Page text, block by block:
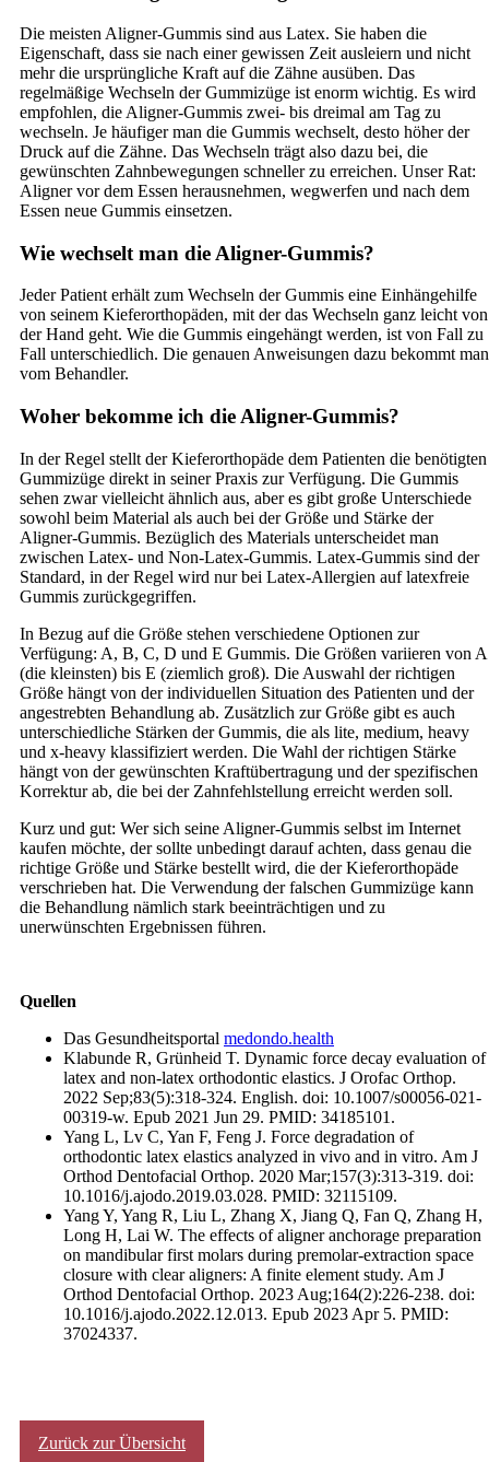
Zurück zur Übersicht
Die meisten Aligner-Gummis sind aus Latex. Sie haben die
Eigenschaft, dass sie nach einer gewissen Zeit ausleiern und nicht
mehr die ursprüngliche Kraft auf die Zähne ausüben. Das
regelmäßige Wechseln der Gummizüge ist enorm wichtig. Es wird
empfohlen, die Aligner-Gummis zwei- bis dreimal am Tag zu
wechseln. Je häufiger man die Gummis wechselt, desto höher der
Druck auf die Zähne. Das Wechseln trägt also dazu bei, die
gewünschten Zahnbewegungen schneller zu erreichen. Unser Rat:
Aligner vor dem Essen herausnehmen, wegwerfen und nach dem
Essen neue Gummis einsetzen.
Wie wechselt man die Aligner-Gummis?
Jeder Patient erhält zum Wechseln der Gummis eine Einhängehilfe
von seinem Kieferorthopäden, mit der das Wechseln ganz leicht von
der Hand geht. Wie die Gummis eingehängt werden, ist von Fall zu
Fall unterschiedlich. Die genauen Anweisungen dazu bekommt man
vom Behandler.
Woher bekomme ich die Aligner-Gummis?
In der Regel stellt der Kieferorthopäde dem Patienten die benötigten
Gummizüge direkt in seiner Praxis zur Verfügung. Die Gummis
sehen zwar vielleicht ähnlich aus, aber es gibt große Unterschiede
sowohl beim Material als auch bei der Größe und Stärke der
Aligner-Gummis. Bezüglich des Materials unterscheidet man
zwischen Latex- und Non-Latex-Gummis. Latex-Gummis sind der
Standard, in der Regel wird nur bei Latex-Allergien auf latexfreie
Gummis zurückgegriffen.
In Bezug auf die Größe stehen verschiedene Optionen zur
Verfügung: A, B, C, D und E Gummis. Die Größen variieren von A
(die kleinsten) bis E (ziemlich groß). Die Auswahl der richtigen
Größe hängt von der individuellen Situation des Patienten und der
angestrebten Behandlung ab. Zusätzlich zur Größe gibt es auch
unterschiedliche Stärken der Gummis, die als lite, medium, heavy
und x-heavy klassifiziert werden. Die Wahl der richtigen Stärke
hängt von der gewünschten Kraftübertragung und der spezifischen
Korrektur ab, die bei der Zahnfehlstellung erreicht werden soll.
Kurz und gut: Wer sich seine Aligner-Gummis selbst im Internet
kaufen möchte, der sollte unbedingt darauf achten, dass genau die
richtige Größe und Stärke bestellt wird, die der Kieferorthopäde
verschrieben hat. Die Verwendung der falschen Gummizüge kann
die Behandlung nämlich stark beeinträchtigen und zu
unerwünschten Ergebnissen führen.
Quellen
Das Gesundheitsportal medondo.health
Klabunde R, Grünheid T. Dynamic force decay evaluation of
latex and non-latex orthodontic elastics. J Orofac Orthop.
2022 Sep;83(5):318-324. English. doi: 10.1007/s00056-021-
00319-w. Epub 2021 Jun 29. PMID: 34185101.
Yang L, Lv C, Yan F, Feng J. Force degradation of
orthodontic latex elastics analyzed in vivo and in vitro. Am J
Orthod Dentofacial Orthop. 2020 Mar;157(3):313-319. doi:
10.1016/j.ajodo.2019.03.028. PMID: 32115109.
Yang Y, Yang R, Liu L, Zhang X, Jiang Q, Fan Q, Zhang H,
Long H, Lai W. The effects of aligner anchorage preparation
on mandibular first molars during premolar-extraction space
closure with clear aligners: A finite element study. Am J
Orthod Dentofacial Orthop. 2023 Aug;164(2):226-238. doi:
10.1016/j.ajodo.2022.12.013. Epub 2023 Apr 5. PMID:
37024337.